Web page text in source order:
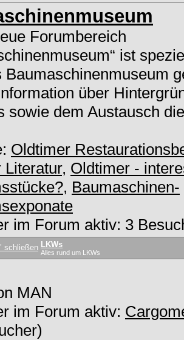
Forumbereich
ist
Baumaschinenmuseum
über
sowie dem Austausch
Oldtimer
Literatur, Oldtimer -
, Baumaschinen-
im Forum aktiv: 3
LKWs
Alles rund um LKWs
MAN
im Forum aktiv: